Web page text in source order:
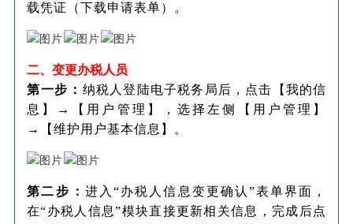
载凭证（下载申请表单）。
二、变更办税人员
第一步： 纳税人登陆电子税务局后，点击【我的信
息】→【用户管理】，选择左侧【用户管理】
→【维护用户基本信息】。
第二步：进入“办税人信息变更确认”表单界面，
在“办税人信息”模块直接更新相关信息，完成后点